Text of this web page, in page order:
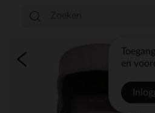
en